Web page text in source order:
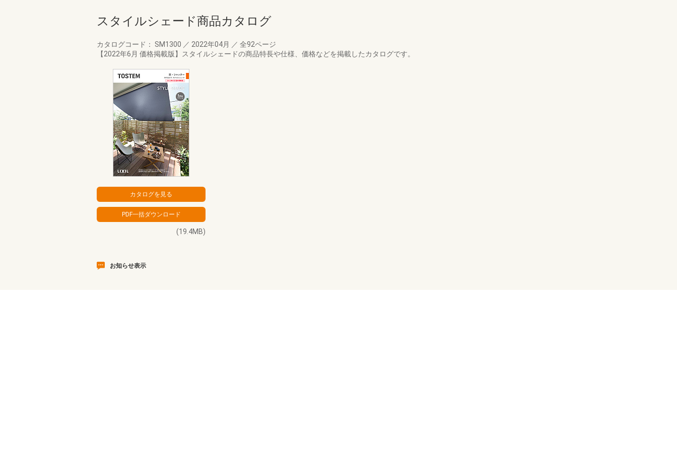
スタイルシェード商品カタログ
カタログコード： SM1300 ／ 2022年04月 ／ 全92ページ
【2022年6月 価格掲載版】スタイルシェードの商品特長や仕様、価格などを掲載したカタログです。
(19.4MB)
お知らせ表示